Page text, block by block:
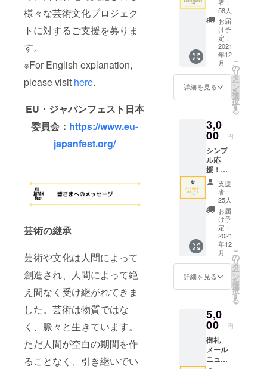
様々な芸術文化プロジェク
トに対するご支援を募りま
す。
※For English explanation,
please visit here.
EU・ジャパンフェスト日本
委員会： https://www.eu-
japanfest.org/
芸術の継承
芸術や文化は人間によって
創造され、人間によって絶
え間なく受け継がれてきま
した。芸術は物質ではな
く、脈々と生きています。
ただ人間が空白の期間を作
ることなく、引き継いでい
配信
（毎月
10日配
信）
58人
お届
け予
定：
2021
年12
月
詳細を見る
こ
の
リ
タ
ー
ン
を
選
択
す
る
3,0
00 円
シンプ
ル応
援！御
礼メー
ル 支援
者：
25人
お届
け予
定：
2021
年12
月
詳細を見る
こ
の
リ
タ
ー
ン
を
選
択
す
る
5,0
00 円
御礼
メール
ニュー